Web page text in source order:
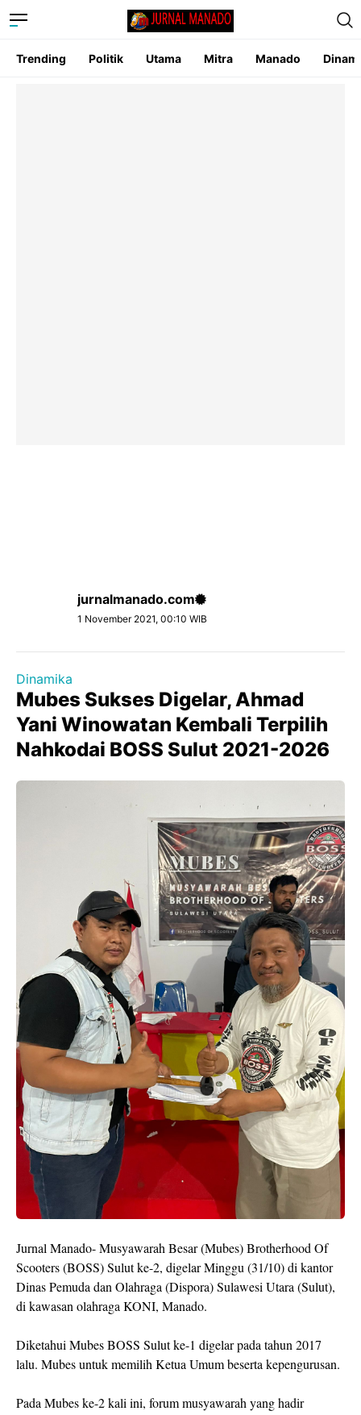
Trending Politik Utama Mitra Manado
jurnalmanado.com
1 November 2021, 00:10 WIB
Dinamika
Mubes Sukses Digelar, Ahmad
Yani Winowatan Kembali Terpilih
Nahkodai BOSS Sulut 2021-2026
Jurnal Manado- Musyawarah Besar (Mubes) Brotherhood Of
Scooters (BOSS) Sulut ke-2, digelar Minggu (31/10) di kantor
Dinas Pemuda dan Olahraga (Dispora) Sulawesi Utara (Sulut),
di kawasan olahraga KONI, Manado.
Diketahui Mubes BOSS Sulut ke-1 digelar pada tahun 2017
lalu. Mubes untuk memilih Ketua Umum beserta kepengurusan.
Pada Mubes ke-2 kali ini, forum musyawarah yang hadir